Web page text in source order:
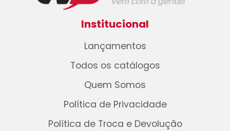
Institucional
Lançamentos
Todos os catálogos
Quem Somos
Política de Privacidade
Política de Troca e Devolução